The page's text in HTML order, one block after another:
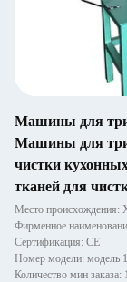
Машины для
Машины для
чистки
тканей для
Место происхождения:
Фирменное
Сертификация: CE
Номер модели: модель
Количество мин заказа: